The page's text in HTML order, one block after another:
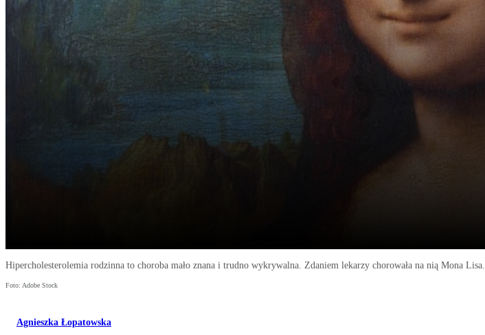
Hipercholesterolemia rodzinna to choroba mało znana i trudno wykrywalna. Zdaniem lekarzy chorowała na nią Mona Lisa.
Foto: Adobe Stock
Agnieszka Łopatowska